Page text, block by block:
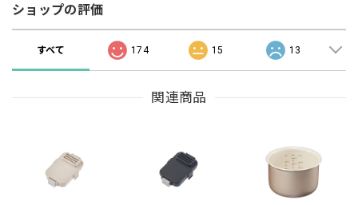
ショップの評価
すべて 174 15 13
関連商品